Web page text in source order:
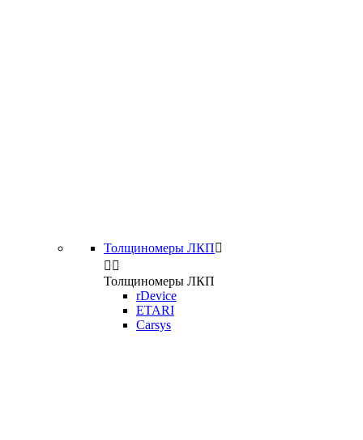
Толщиномеры ЛКП
 
Толщиномеры ЛКП
rDevice
ETARI
Carsys